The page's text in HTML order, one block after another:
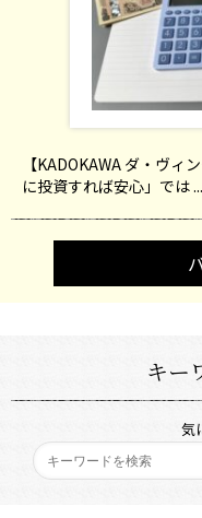
【KADOKAWA ダ・ヴ
に投資すれば安心」では
キー
気